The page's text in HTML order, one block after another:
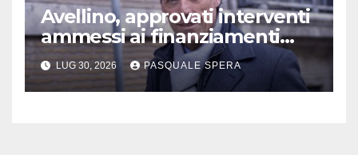
Avellino, approvati interventi
ammessi ai finanziamenti
regionali
LUG 30, 2026 PASQUALE SPERA